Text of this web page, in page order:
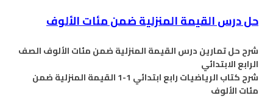
حل درس القيمة المنزلية ضمن مئات الألوف
شرح حل تمارين درس القيمة المنزلية ضمن مئات الألوف الصف
الرابع الابتدائي
شرح كتاب الرياضيات رابع ابتدائي 1-1 القيمة المنزلية ضمن
مئات الألوف